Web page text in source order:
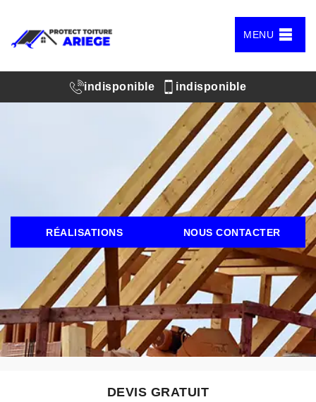
MENU
indisponible indisponible
RÉALISATIONS NOUS CONTACTER
DEVIS GRATUIT